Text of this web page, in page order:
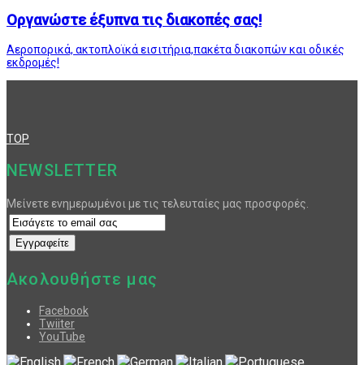
Οργανώστε έξυπνα τις διακοπές σας!
Αεροπορικά, ακτοπλοϊκά εισιτήρια,πακέτα διακοπών και οδικές
εκδρομές!
TOP
NEWSLETTER
Μείνετε ενημερωμένοι με τις τελευταίες μας προσφορές.
Ακολουθήστε μας
Facebook
Twiiter
YouTube